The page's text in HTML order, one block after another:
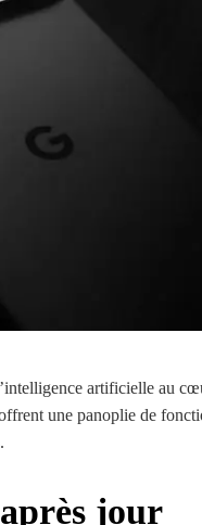
artificielle au
une panoplie de
jour